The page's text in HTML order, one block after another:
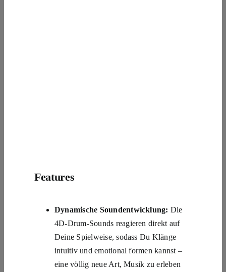
Features
Dynamische Soundentwicklung: Die
4D-Drum-Sounds reagieren direkt auf
Deine Spielweise, sodass Du Klänge
intuitiv und emotional formen kannst –
eine völlig neue Art, Musik zu erleben